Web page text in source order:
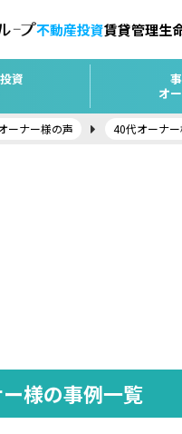
不動産投資賃貸管理生
資
オ
ーナー様の声 40代オーナ
様の事例一覧